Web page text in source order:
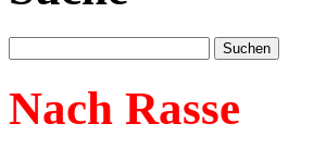
Nach Rasse